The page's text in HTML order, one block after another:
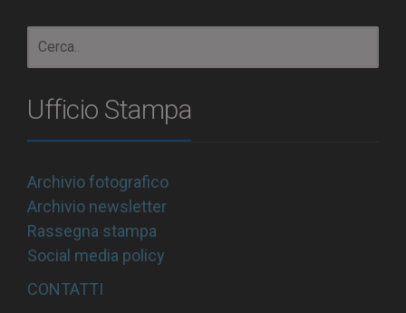
Ufficio Stampa
Archivio fotografico
Archivio newsletter
Rassegna stampa
Social media policy
CONTATTI